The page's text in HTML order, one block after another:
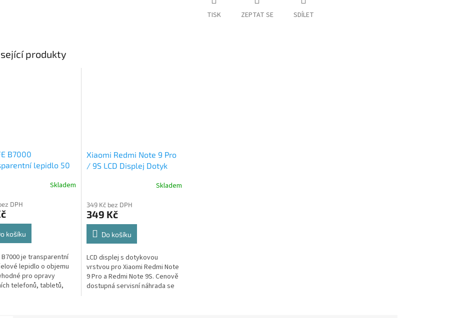
TISK ZEPTAT SE SDÍLET
produkty
B7000
lepidlo 50
telefonůSkladem
DPH
košíku
B7000 je transparentní
lepidlo o objemu
pro opravy
telefonů, tabletů,
Xiaomi Redmi Note 9 Pro
/ 9S LCD Displej Dotyk
Skladem
349 Kč bez DPH
349 Kč
Do košíku
LCD displej s dotykovou
vrstvou pro Xiaomi Redmi Note
9 Pro a Redmi Note 9S. Cenově
dostupná servisní náhrada se